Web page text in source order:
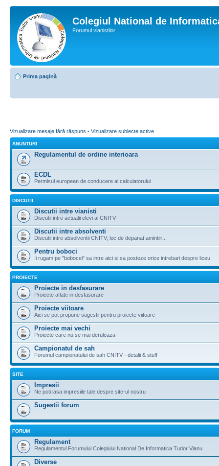
Colegiul National de
Forumul vianistilor
Prima pagină
Vizualizare mesaje fără răspuns • Vizualizare subiecte active
ANUNTURI
Regulamentul de ordine interioara
ECDL
Permisul european de conducere al calculatorului
DISCUTII
Discutii intre vianisti
Discutii intre actualii elevi ai CNITV
Discutii intre absolventi
Discutii intre absolventii CNITV, loc de depanat amintiri...
Pentru boboci
Ii rugam pe "bobocei" sa intre aici si sa posteze orice intrebari despre liceu
PROIECTE
Proiecte in desfasurare
Proiecte aflate in desfasurare
Proiecte viitoare
Aici se pot propune sugestii pentru proiecte viitoare
Proiecte mai vechi
Proiecte care nu se mai deruleaza
Campionatul de sah
Forumul campionatului de sah CNITV - detalii & stuff
SITE
Impresii
Ne poti lasa impresiile tale despre site-ul nostru
Sugestii forum
FORUM
Regulament
Regulamentul Forumului Colegiului National De Informatica Tudor Vianu
Diverse